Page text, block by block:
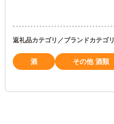
返礼品カテゴリ／ブランドカテゴリ
酒 その他 酒類